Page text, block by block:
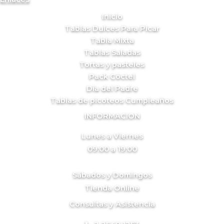
Inicio
Tablas Dulces Para Picar
Tabla Mixta
Tablas Saladas
Tortas y pasteles
Pack Cóctel
Día del Padre
Tablas de picoteos Cumpleaños
INFORMACION
Lunes a Viernes
09:00 a 19:00
Sábados y Domingos
Tienda Online
Consultas y Asistencia